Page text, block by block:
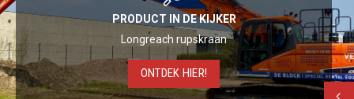
PRODUCT IN DE KIJKER
Longreach rupskraan
ONTDEK HIER!